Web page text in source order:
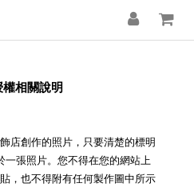
權相關說明
店創作的照片，只要清楚的標明
一張照片。您不得在您的網站上
，也不得附有任何製作圖中所示